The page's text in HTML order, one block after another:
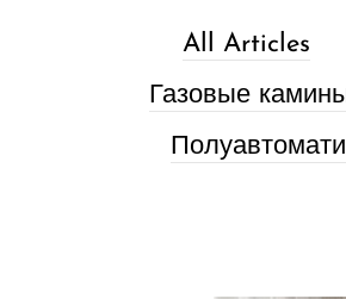
All Articles
Газовые